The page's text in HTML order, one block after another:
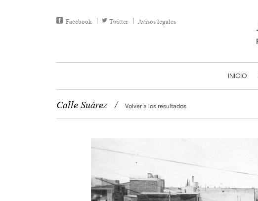
Facebook Twitter Avisos legales
INICIO
Calle Suárez / Volver a los resultados